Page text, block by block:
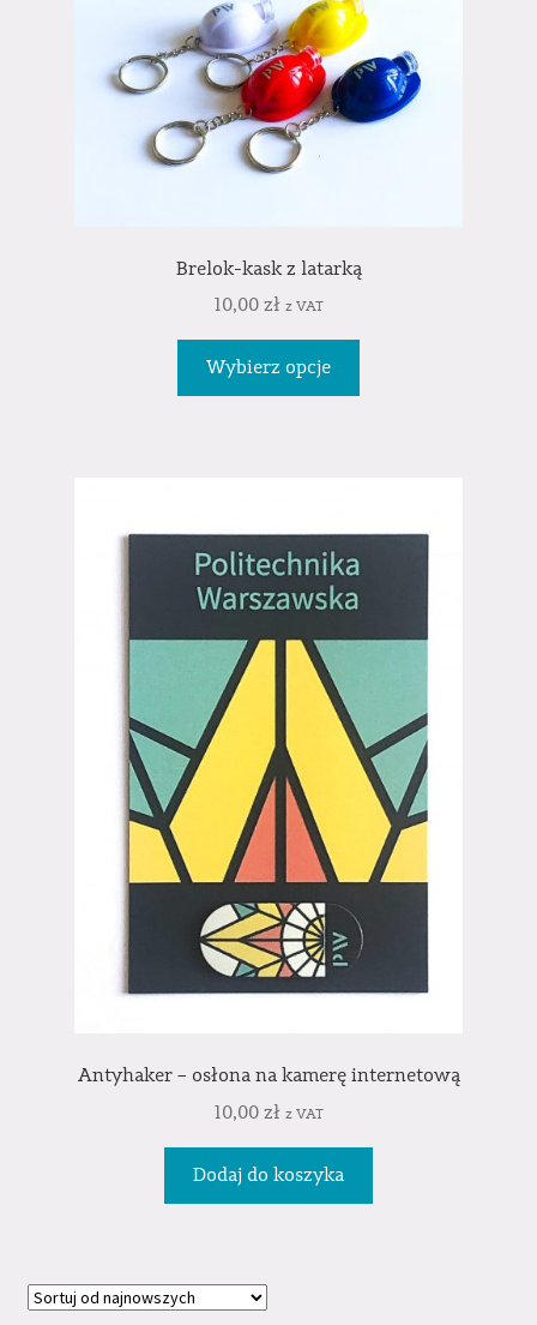
Brelok-kask z latarką
10,00 zł z VAT
Wybierz opcje
Antyhaker – osłona na kamerę internetową
10,00 zł z VAT
Dodaj do koszyka